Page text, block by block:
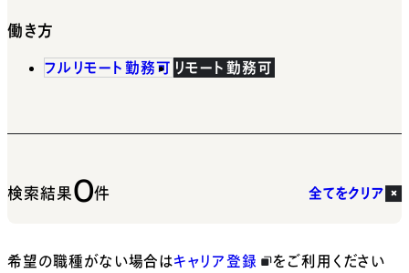
働き方
フルリモート勤務可 リモート勤務可
検索結果0件 全てをクリア
希望の職種がない場合はキャリア登録 をご利用ください